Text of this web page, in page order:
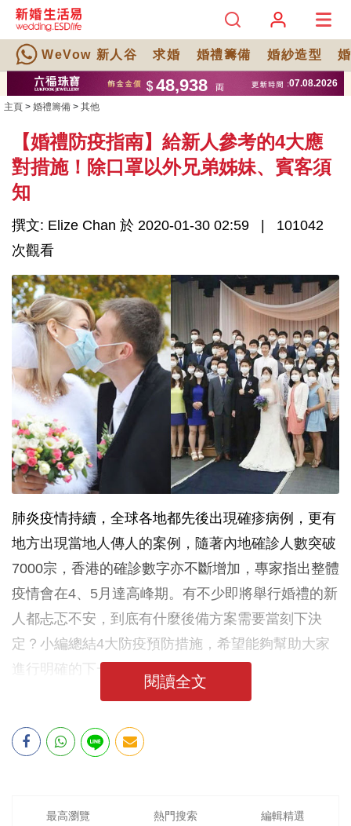
WeVow 新人谷 求婚 婚禮籌備 婚紗造型
主頁 > 婚禮籌備 > 其他
【婚禮防疫指南】給新人參考的4大應
對措施！除口罩以外兄弟姊妹、賓客須
知
撰文: Elize Chan 於 2020-01-30 02:59
101042
次觀看
肺炎疫情持續，全球各地都先後出現確疹病例，更有
地方出現當地人傳人的案例，隨著內地確診人數突破
7000宗，香港的確診數字亦不斷增加，專家指出整體
疫情會在4、5月達高峰期。有不少即將舉行婚禮的新
人都忐忑不安，到底有什麼後備方案需要當刻下決
定？小編總結4大防疫預防措施，希望能夠幫助大家
進行明確的下一步行動。
閱讀全文
最高瀏覽 熱門搜索 編輯精選